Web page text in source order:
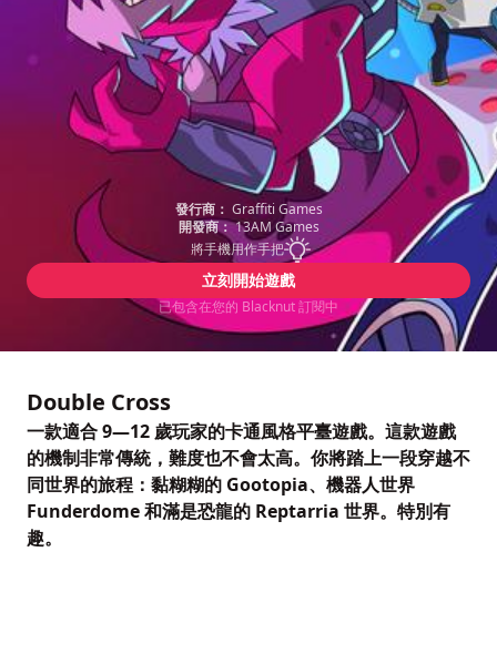
發行商： Graffiti Games
開發商：13AM Games
將手機用作手把
立刻開始遊戲
已包含在您的 Blacknut 訂閱中
Double Cross
一款適合 9—12 歲玩家的卡通風格平臺遊戲。這款遊戲
的機制非常傳統，難度也不會太高。你將踏上一段穿越不
同世界的旅程：黏糊糊的 Gootopia、機器人世界
Funderdome 和滿是恐龍的 Reptarria 世界。特別有
趣。